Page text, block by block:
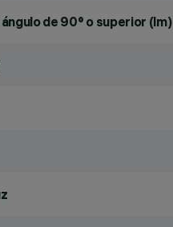
de 90° o superior (lm)